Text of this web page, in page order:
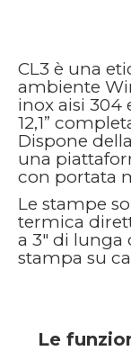
CL3 è una
ambiente
inox aisi 304
12,1”
Dispone
una
con portata
Le stampe
termica
a 3″ di
stampa su
Le